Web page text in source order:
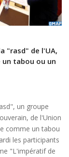
"rasd" de l'UA,
tabou ou un
un groupe
de l'Union
comme un tabou
les participants
"L'impératif de